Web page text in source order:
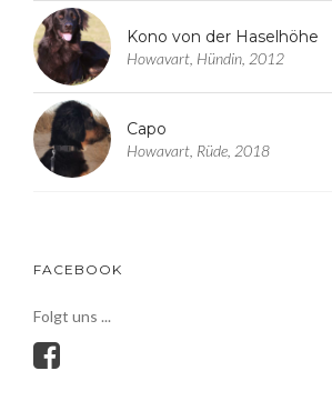
Kono von der Haselhöhe
Howavart, Hündin, 2012
Capo
Howavart, Rüde, 2018
FACEBOOK
Folgt uns ...